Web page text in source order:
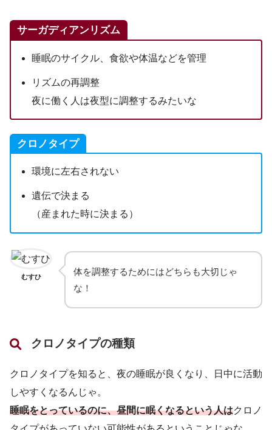
サーガディアンリズム
睡眠のサイクル、食欲や体温などを管理
リズムの再調整
夜に働く人は夜型に調整するみたいな
クロノタイプ
環境に左右されない
遺伝で決まる
（産まれた時に決まる）
むすひ
体を調整するためにはどちらも大切じゃ
な！
クロノタイプの種類
クロノタイプを知ると、夜の睡眠が良くなり、日中に活動
しやすくなるんじゃ。
睡眠をとっているのに、昼間に眠くなるという人はクロノ